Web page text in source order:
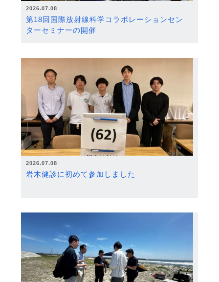
2026.07.08
第18回国際放射線科学コラボレーションセン
ターセミナーの開催
2026.07.08
岩木健診に初めて参加しました